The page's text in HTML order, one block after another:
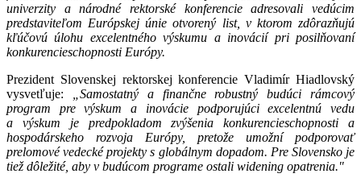
univerzity a národné rektorské konferencie adresovali vedúcim
predstaviteľom Európskej únie otvorený list, v ktorom zdôrazňujú
kľúčovú úlohu excelentného výskumu a inovácií pri posilňovaní
konkurencieschopnosti Európy.
Prezident Slovenskej rektorskej konferencie Vladimír Hiadlovský
vysvetľuje:
„Samostatný a finančne robustný budúci rámcový
program pre výskum a inovácie podporujúci excelentnú vedu
a výskum je predpokladom zvýšenia konkurencieschopnosti a
hospodárskeho rozvoja Európy, pretože umožní podporovať
prelomové vedecké projekty s globálnym dopadom. Pre Slovensko je
tiež dôležité, aby v budúcom programe ostali widening opatrenia."